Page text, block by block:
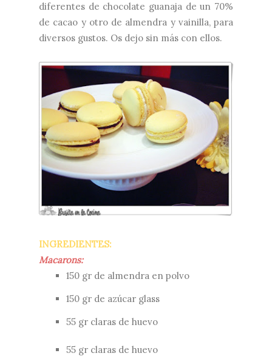
diferentes de chocolate guanaja de un 70%
de cacao y otro de almendra y vainilla, para
diversos gustos. Os dejo sin más con ellos.
INGREDIENTES:
Macarons:
150 gr de almendra en polvo
150 gr de azúcar glass
55 gr claras de huevo
55 gr claras de huevo